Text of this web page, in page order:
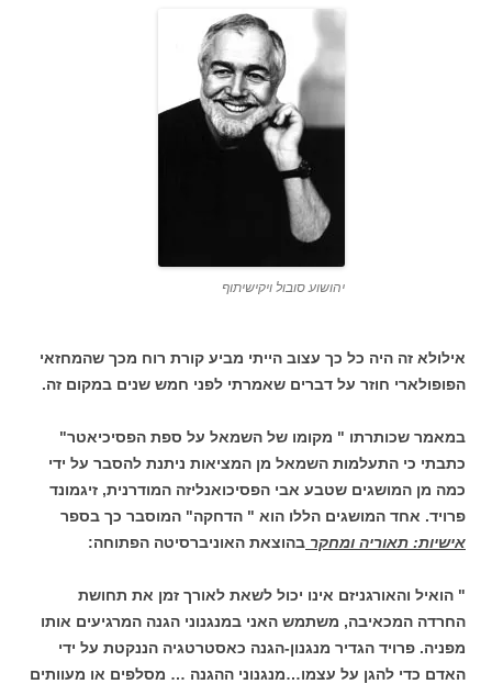
יהושוע סובול ויקישיתוף
אילולא זה היה כל כך עצוב הייתי מביע קורת רוח מכך שהמחזאי
הפופולארי חוזר על דברים שאמרתי לפני חמש שנים במקום זה.
במאמר שכותרתו " מקומו של השמאל על ספת הפסיכיאטר"
כתבתי כי התעלמות השמאל מן המציאות ניתנת להסבר על ידי
כמה מן המושגים שטבע אבי הפסיכואנליזה המודרנית, זיגמונד
פרויד. אחד המושגים הללו הוא " הדחקה" המוסבר כך בספר
אישיות: תאוריה ומחקר בהוצאת האוניברסיטה הפתוחה:
" הואיל והאורגניזם אינו יכול לשאת לאורך זמן את תחושת
החרדה המכאיבה, משתמש האני במנגנוני הגנה המרגיעים אותו
מפניה. פרויד הגדיר מנגנון-הגנה כאסטרטגיה הננקטת על ידי
האדם כדי להגן על עצמו…מנגנוני ההגנה … מסלפים או מעוותים